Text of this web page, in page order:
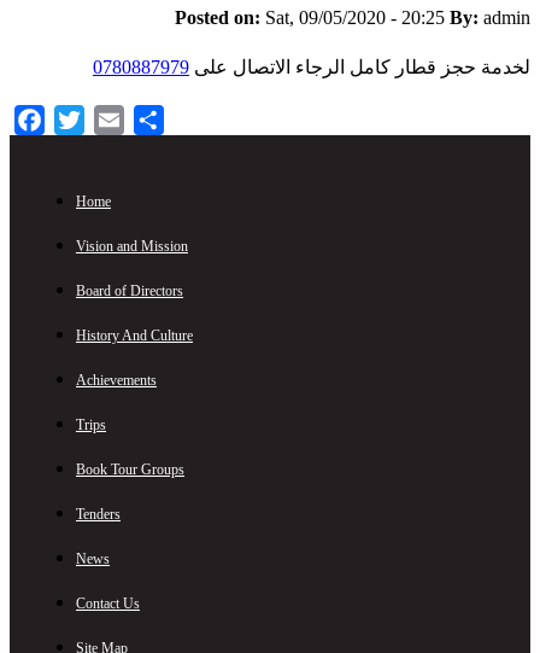
Posted on: Sat, 09/05/2020 - 20:25 By: admin
لخدمة حجز قطار كامل الرجاء الاتصال على 0780887979
Facebook
Twitter Email
Footer
Menu
Home
Vision and Mission
Board of Directors
History And Culture
Achievements
Trips
Book Tour Groups
Tenders
News
Contact Us
Site Map